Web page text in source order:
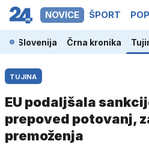
NOVICE ŠPORT
Slovenija Črna kronika
TUJINA
EU podaljšala
prepoved potovanj,
premoženja